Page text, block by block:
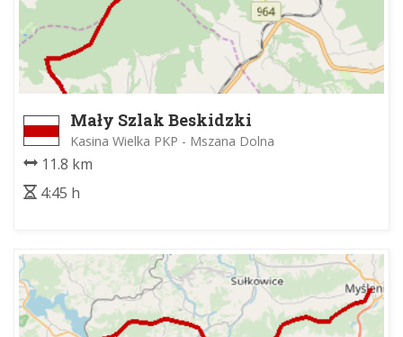
Mały Szlak Beskidzki
Kasina Wielka PKP - Mszana Dolna
11.8 km
4:45 h